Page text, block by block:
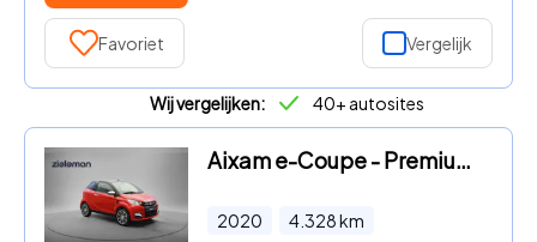
Favoriet Vergelijk
Wij vergelijken: 40+ autosites
Aixam e-Coupe - Premium - 2020 - 4.328 Km - Camera, Leer
2020 4.328km